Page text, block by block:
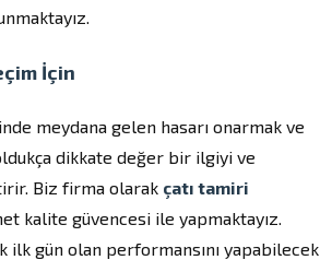
İçin
meydana gelen hasarı onarmak ve
dikkate değer bir ilgiyi ve
Biz firma olarak çatı tamiri
kalite güvencesi ile yapmaktayız.
ilk gün olan performansını yapabilecek